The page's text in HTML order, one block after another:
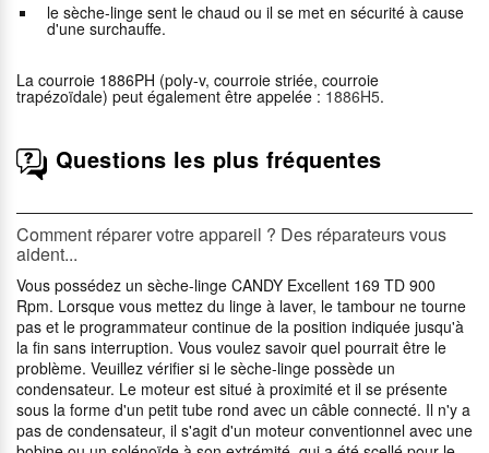
le sèche-linge sent le chaud ou il se met en sécurité à cause
d'une surchauffe.
La courroie 1886PH (poly-v, courroie striée, courroie
trapézoïdale) peut également être appelée : 1886H5.
Questions les plus fréquentes
Comment réparer votre appareil ? Des réparateurs vous
aident...
Vous possédez un sèche-linge CANDY Excellent 169 TD 900
Rpm. Lorsque vous mettez du linge à laver, le tambour ne tourne
pas et le programmateur continue de la position indiquée jusqu'à
la fin sans interruption. Vous voulez savoir quel pourrait être le
problème. Veuillez vérifier si le sèche-linge possède un
condensateur. Le moteur est situé à proximité et il se présente
sous la forme d'un petit tube rond avec un câble connecté. Il n'y a
pas de condensateur, il s'agit d'un moteur conventionnel avec une